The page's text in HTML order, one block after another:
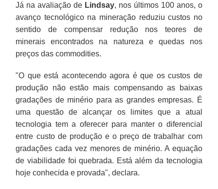
Já na avaliação de Lindsay, nos últimos 100 anos, o
avanço tecnológico na mineração reduziu custos no
sentido de compensar redução nos teores de
minerais encontrados na natureza e quedas nos
preços das commodities.
"O que está acontecendo agora é que os custos de
produção não estão mais compensando as baixas
gradações de minério para as grandes empresas. É
uma questão de alcançar os limites que a atual
tecnologia tem a oferecer para manter o diferencial
entre custo de produção e o preço de trabalhar com
gradações cada vez menores de minério. A equação
de viabilidade foi quebrada. Está além da tecnologia
hoje conhecida e provada", declara.